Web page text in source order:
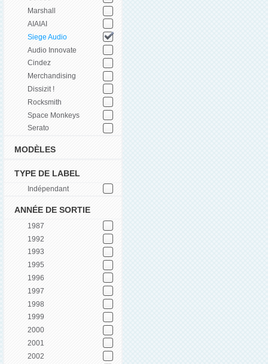
Marshall
AIAIAI
Siege Audio
Audio Innovate
Cindez
Merchandising
Dissizit !
Rocksmith
Space Monkeys
Serato
MODÈLES
TYPE DE LABEL
Indépendant
ANNÉE DE SORTIE
1987
1992
1993
1995
1996
1997
1998
1999
2000
2001
2002